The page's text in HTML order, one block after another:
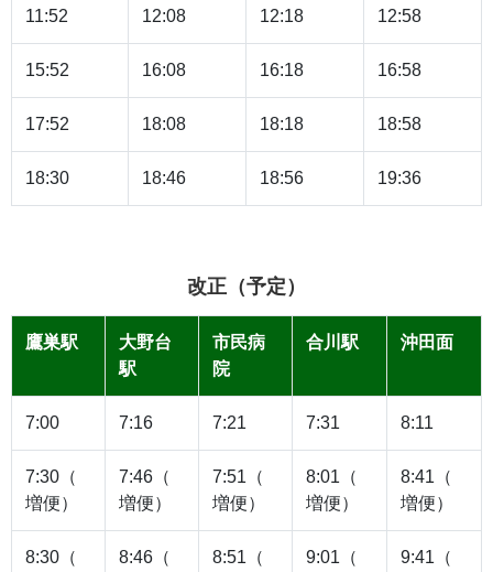
11:52 12:08 12:18 12:58
15:52 16:08 16:18 16:58
17:52 18:08 18:18 18:58
18:30 18:46 18:56 19:36
改正（予定）
鷹巣駅
大野台
駅
市民病
院
合川駅 沖田面
7:00 7:16 7:21 7:31 8:11
7:30（
増便）
7:46（
増便）
7:51（
増便）
8:01（
増便）
8:41（
増便）
8:30（
8:46（
8:51（
9:01（
9:41（